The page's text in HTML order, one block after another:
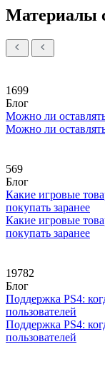
Материалы
1699
Блог
Можно ли
Можно ли
569
Блог
Какие игровые
покупать заранее
Какие игровые
покупать заранее
19782
Блог
Поддержка PS4:
пользователей
Поддержка PS4:
пользователей